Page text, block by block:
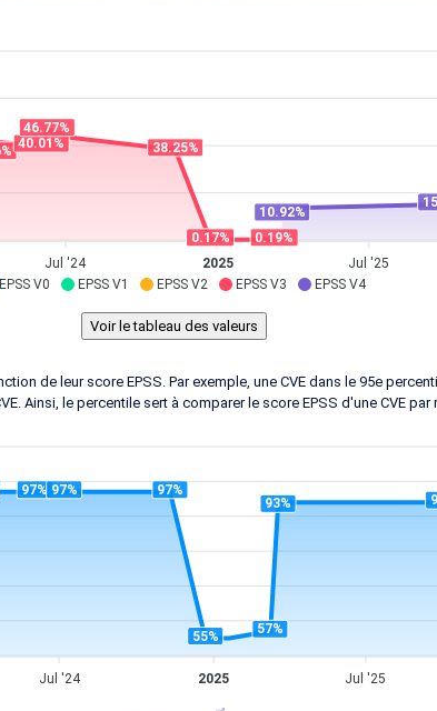
EPSS V0 EPSS V1 EPSS V2 EPSS V3 EPSS V4
40.01%
46.77%
38.25%
0.17% 0.19%
10.92%
Jul '24 2025 Jul '25
de leur score EPSS. Par exemple, une CVE dans le 95e
Ainsi, le percentile sert à comparer le score EPSS d'une CVE par
97% 97% 97%
55% 57%
93%
Jul '24 2025 Jul '25